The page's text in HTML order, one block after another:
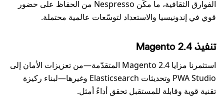
الفوارق الثقافية، ما مكّن Nespresso من الحفاظ على حضور
قوي في إندونيسيا والاستعداد لتوسّعات عالمية محتملة.
تنفيذ Magento 2.4
استثمرنا مزايا Magento 2.4 المتقدّمة—من تعزيزات الأمان إلى
PWA Studio وتحديثات Elasticsearch وغيرها—لبناء ركيزة
تقنية قوية وقابلة للمستقبل تحقق أداءً أمثل.